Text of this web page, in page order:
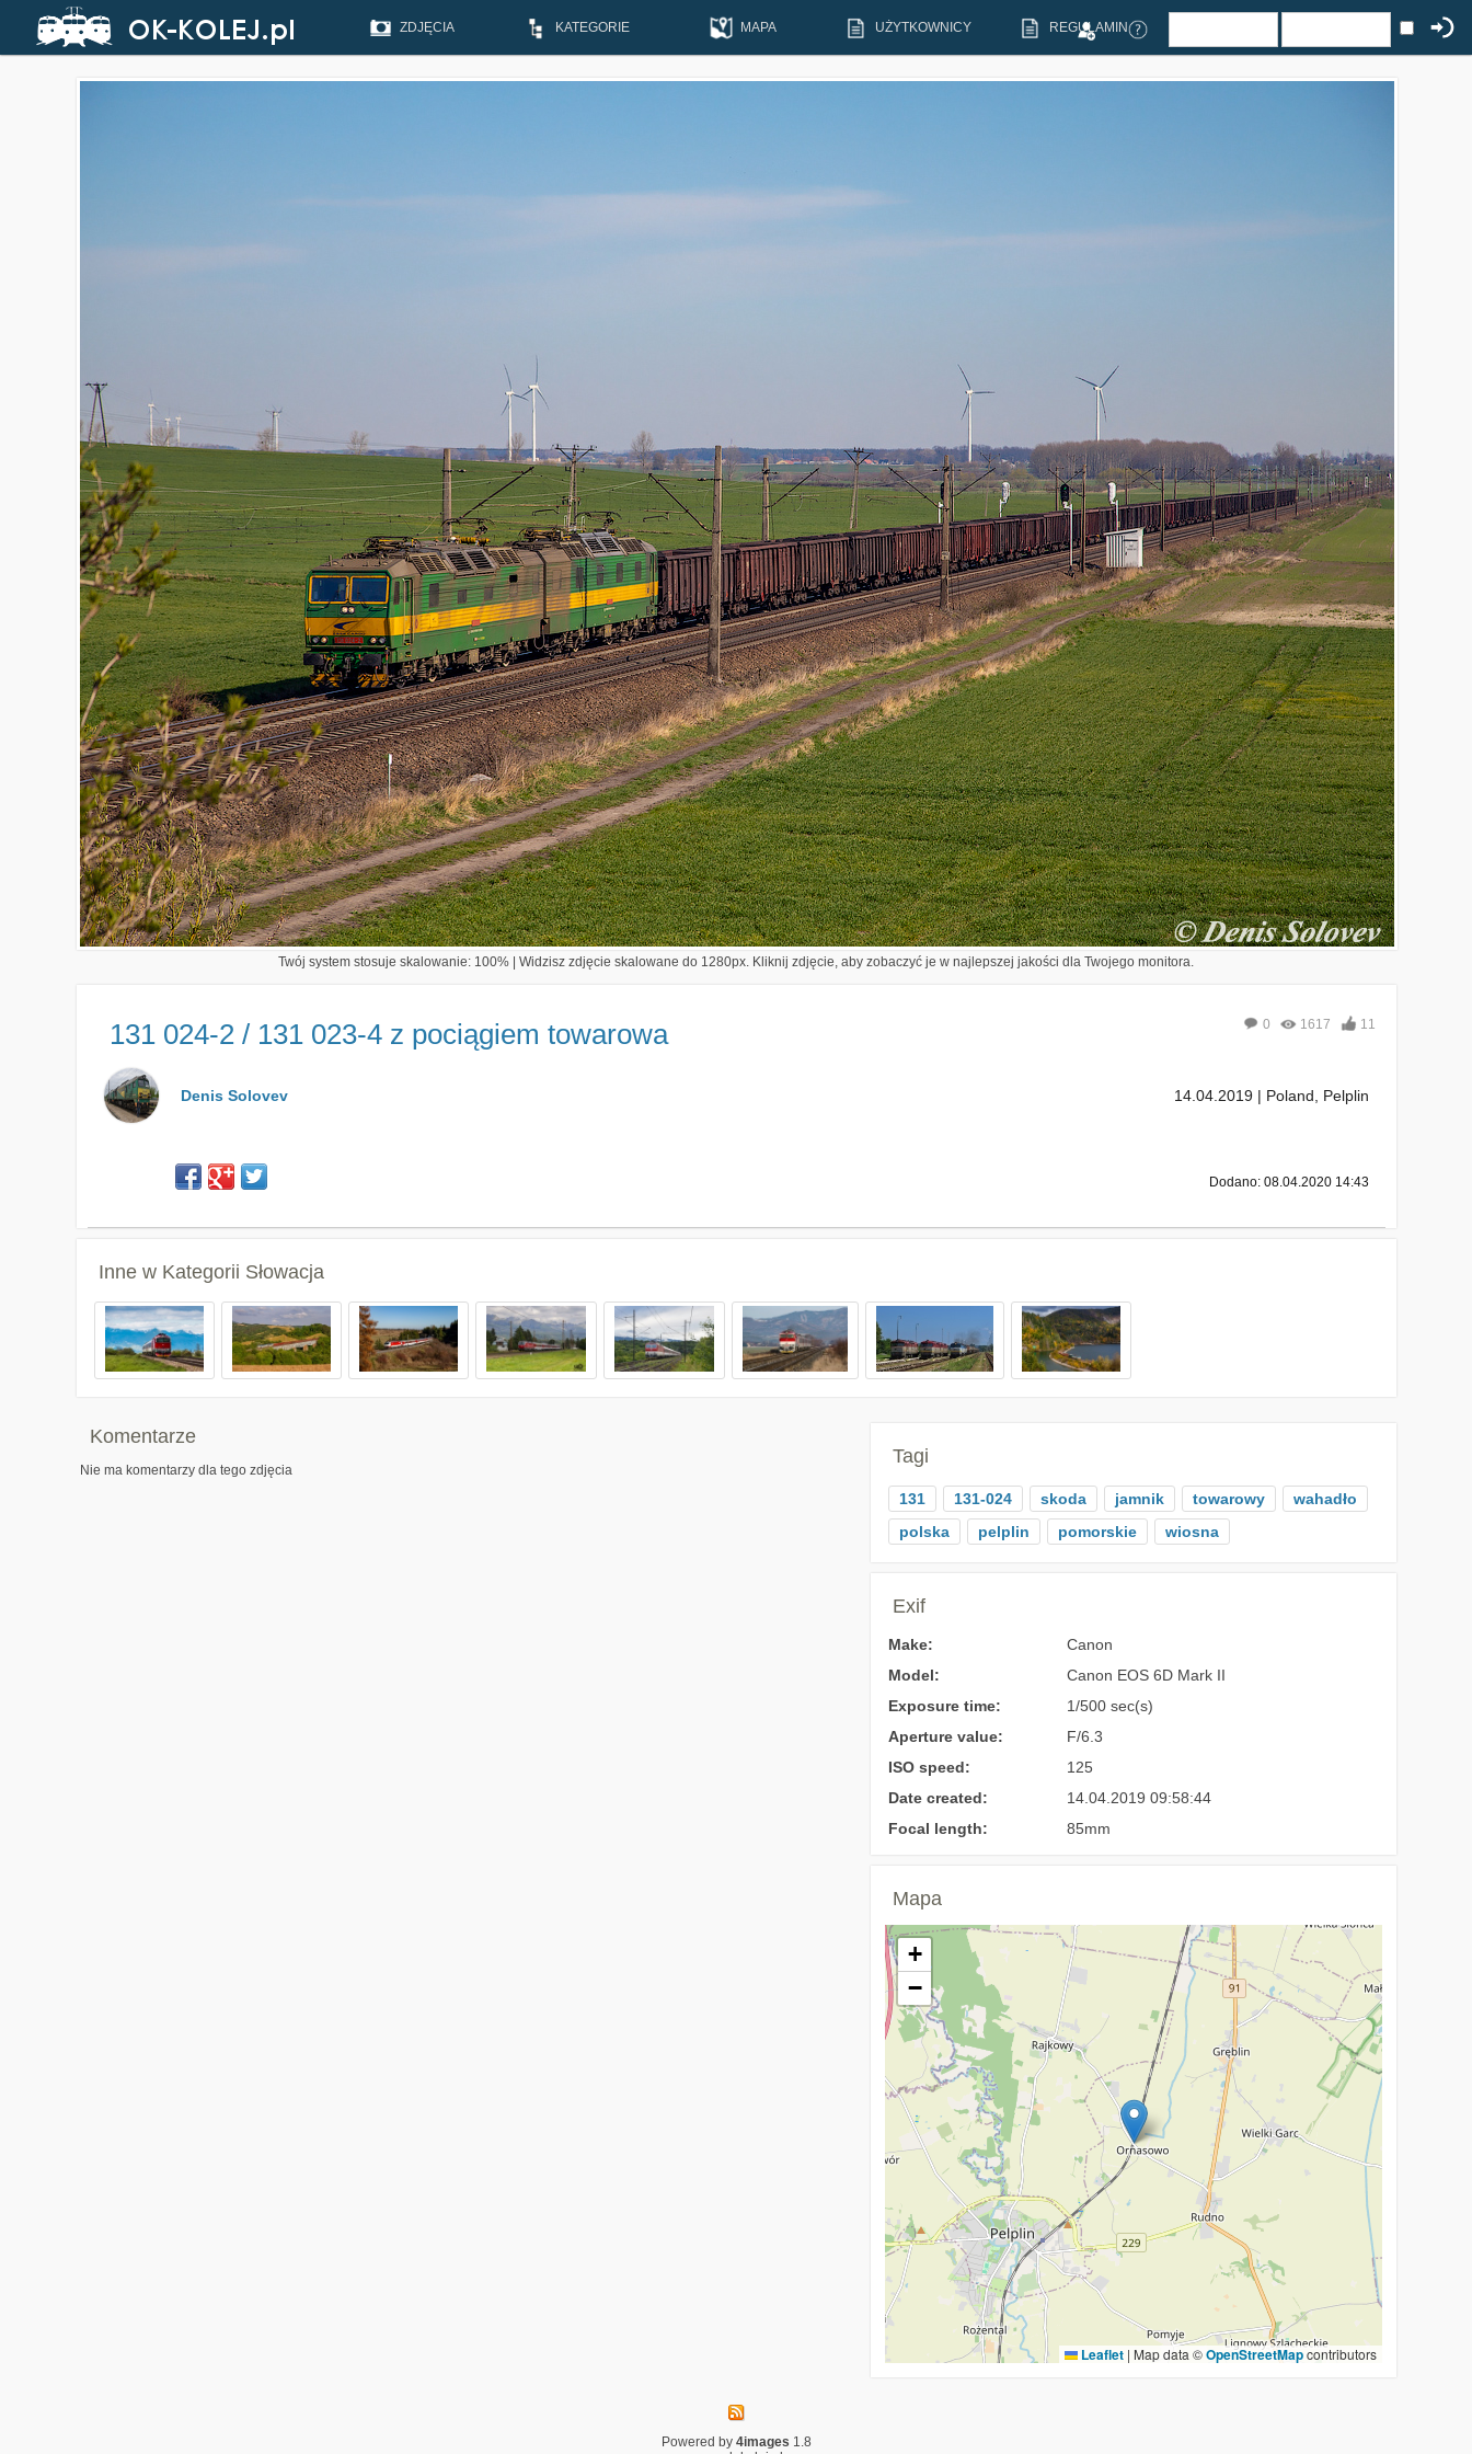
ZDJĘCIA KATEGORIE MAPA UŻYTKOWNICY REGULAMIN
Twój system stosuje skalowanie: 100% | Widzisz zdjęcie skalowane do 1280px. Kliknij zdjęcie, aby zobaczyć je w najlepszej jakości dla Twojego monitora.
131 024-2 / 131 023-4 z pociągiem towarowa 0 1617 11
Denis Solovev 14.04.2019 | Poland, Pelplin
Dodano: 08.04.2020 14:43
Inne w Kategorii Słowacja
Komentarze
Nie ma komentarzy dla tego zdjęcia
Tagi
131 131-024 skoda jamnik towarowy
wahadło
polska
pelplin pomorskie wiosna
Exif
Make:
Canon
Model:
Canon EOS 6D Mark II
Exposure time:
1/500 sec(s)
Aperture value:
F/6.3
ISO speed:
125
Date created:
14.04.2019 09:58:44
Focal length:
85mm
Mapa
+
−
Leaflet | Map data ©OpenStreetMapcontributors
Powered by 4images 1.8